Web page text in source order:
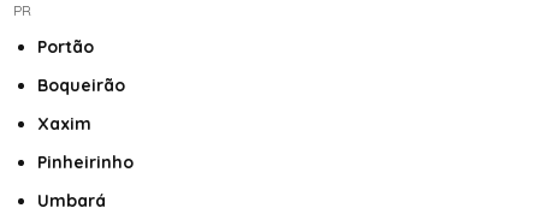
PR
Portão
Boqueirão
Xaxim
Pinheirinho
Umbará